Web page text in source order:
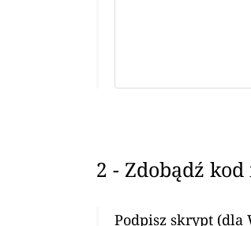
2 - Zdobądź
Podpisz skrypt (dla